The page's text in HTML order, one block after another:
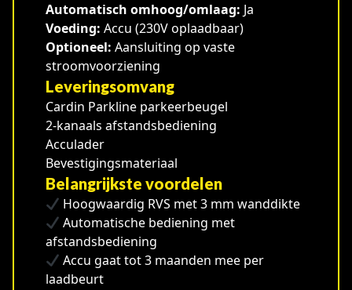
Automatisch omhoog/omlaag: Ja
Voeding: Accu (230V oplaadbaar)
Optioneel: Aansluiting op vaste
stroomvoorziening
Leveringsomvang
Cardin Parkline parkeerbeugel
2-kanaals afstandsbediening
Acculader
Bevestigingsmateriaal
Belangrijkste voordelen
Hoogwaardig RVS met 3 mm wanddikte
Automatische bediening met
afstandsbediening
Accu gaat tot 3 maanden mee per
laadbeurt